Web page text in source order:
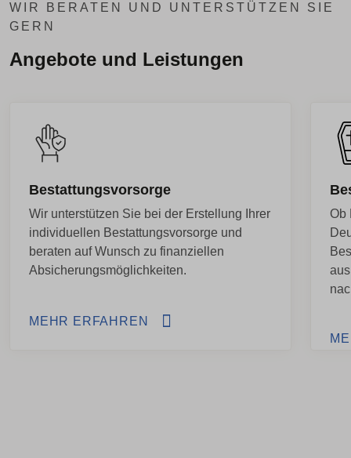
WIR BERATEN UND UNTERSTÜTZEN SIE
GERN
Angebote und Leistungen
Bestattungsvorsorge
Wir unterstützen Sie bei der Erstellung Ihrer
individuellen Bestattungsvorsorge und
beraten auf Wunsch zu finanziellen
Absicherungsmöglichkeiten.
MEHR ERFAHREN
Ob